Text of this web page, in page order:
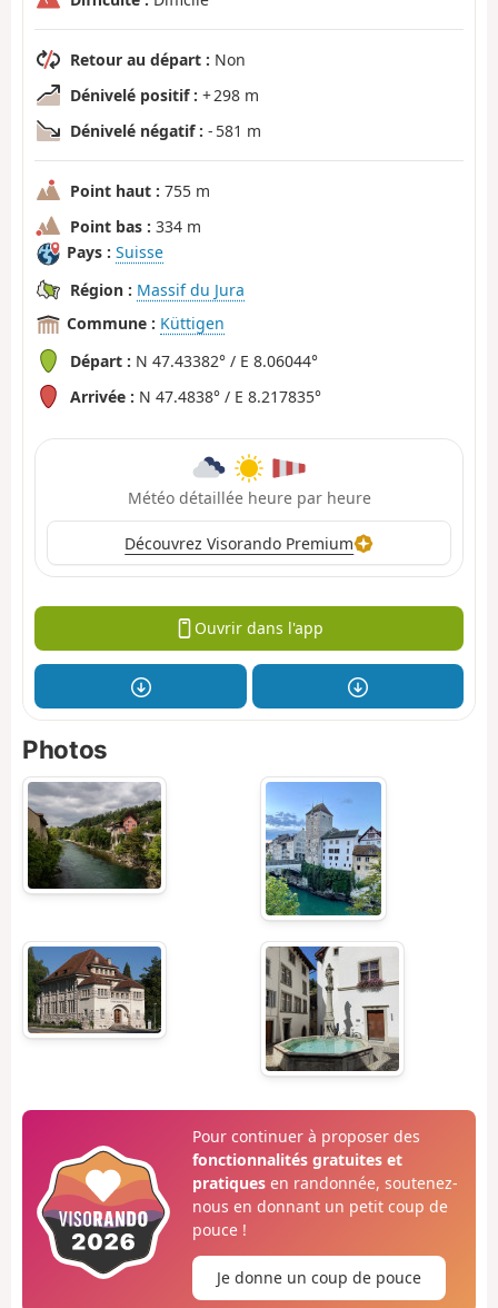
Retour au départ : Non
Dénivelé positif : + 298 m
Dénivelé négatif : - 581 m
Point haut : 755 m
Point bas : 334 m
Pays : Suisse
Région : Massif du Jura
Commune : Küttigen
Départ : N 47.43382° / E 8.06044°
Arrivée : N 47.4838° / E 8.217835°
Météo détaillée heure par heure
Découvrez Visorando Premium
Ouvrir dans l'app
Photos
Pour continuer à proposer des
fonctionnalités gratuites et
pratiquesen randonnée, soutenez-
nous en donnant un petit coup de
pouce !
Je donne un coup de pouce